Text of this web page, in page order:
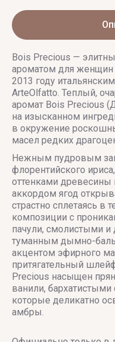
Bois Precious —
ароматом для
2013 году
ArteOlfatto. Теплый,
аромат Bois Precious
на изысканном
в окружение
масел редких
Нежным пудровым
флорентийского
оттенками
аккордом ягод
страстно сплетаясь в
композиции с
пачули, смолистыми
туманным дымно-
акцентом эфирного
притягательный
Precious насыщен
ванили,
которые деликатно
амбры.